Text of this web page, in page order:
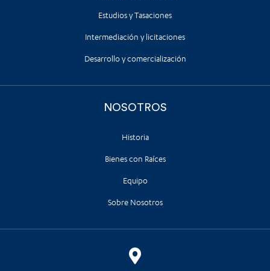
Estudios y Tasaciones
Intermediación y licitaciones
Desarrollo y comercialización
NOSOTROS
Historia
Bienes con Raíces
Equipo
Sobre Nosotros